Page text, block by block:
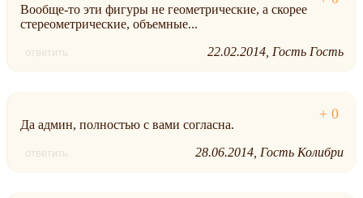
Вообще-то эти фигуры не геометрические, а скорее
стереометрические, объемные...
ответить 22.02.2014 Гость Гость
Да админ, полностью с вами согласна.
ответить 28.06.2014 Гость Колибри